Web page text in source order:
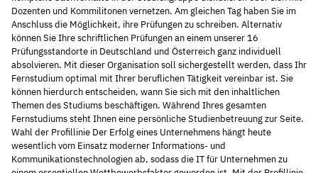
Dozenten und Kommilitonen vernetzen. Am gleichen Tag haben Sie im
Anschluss die Möglichkeit, ihre Prüfungen zu schreiben. Alternativ
können Sie Ihre schriftlichen Prüfungen an einem unserer 16
Prüfungsstandorte in Deutschland und Österreich ganz individuell
absolvieren. Mit dieser Organisation soll sichergestellt werden, dass Ihr
Fernstudium optimal mit Ihrer beruflichen Tätigkeit vereinbar ist. Sie
können hierdurch entscheiden, wann Sie sich mit den inhaltlichen
Themen des Studiums beschäftigen. Während Ihres gesamten
Fernstudiums steht Ihnen eine persönliche Studienbetreuung zur Seite.
Wahl der Profillinie Der Erfolg eines Unternehmens hängt heute
wesentlich vom Einsatz moderner Informations- und
Kommunikationstechnologien ab, sodass die IT für Unternehmen zu